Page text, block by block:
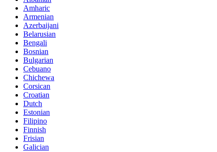
Amharic
Armenian
Azerbaijani
Belarusian
Bengali
Bosnian
Bulgarian
Cebuano
Chichewa
Corsican
Croatian
Dutch
Estonian
Filipino
Finnish
Frisian
Galician